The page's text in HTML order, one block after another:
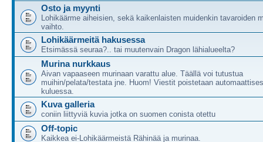
Osto ja myynti
Lohikäärme aiheisien, sekä kaikenlaisten muidenkin tavaroiden
vaihto.
Lohikäärmeitä hakusessa
Etsimässä seuraa?.. tai muutenvain Dragon lähialueelta?
Murina nurkkaus
Aivan vapaaseen murinaan varattu alue. Täällä voi tutustua
muihin/pelata/testata jne. Huom! Viestit poistetaan
kuluessa.
Kuva galleria
coniin liittyviä kuvia jotka on suomen conista otettu
Off-topic
Kaikkea ei-Lohikäärmeistä Rähinää ja murinaa.